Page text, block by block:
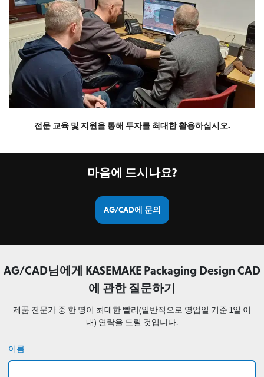
전문 교육 및 지원을 통해 투자를 최대한 활용하십시오.
마음에 드시나요?
AG/CAD에 문의
AG/CAD님에게 KASEMAKE Packaging Design CAD
에 관한 질문하기
제품 전문가 중 한 명이 최대한 빨리(일반적으로 영업일 기준 1일 이
내) 연락을 드릴 것입니다.
이름